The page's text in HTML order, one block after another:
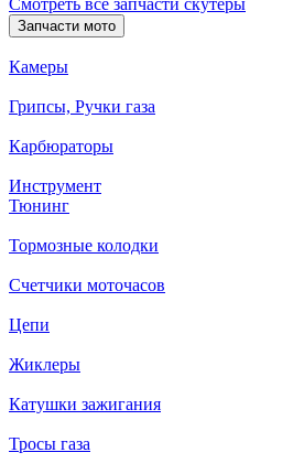
Смотреть все запчасти скутеры
Запчасти мото
Камеры
Грипсы, Ручки газа
Карбюраторы
Инструмент
Тюнинг
Тормозные колодки
Счетчики моточасов
Цепи
Жиклеры
Катушки зажигания
Тросы газа